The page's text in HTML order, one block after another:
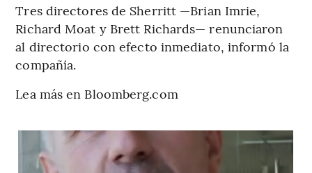
Tres directores de Sherritt —Brian Imrie,
Richard Moat y Brett Richards— renunciaron
al directorio con efecto inmediato, informó la
compañía.
Lea más en Bloomberg.com